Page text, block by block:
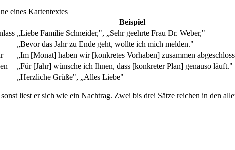
eines Kartentextes
Beispiel
„Liebe Familie Schneider,", „Sehr geehrte Frau Dr. Weber,"
„Bevor das Jahr zu Ende geht, wollte ich mich melden."
„Im [Monat] haben wir [konkretes Vorhaben] zusammen
„Für [Jahr] wünsche ich Ihnen, dass [konkreter Plan] genauso läuft."
„Herzliche Grüße", „Alles Liebe"
liest er sich wie ein Nachtrag. Zwei bis drei Sätze reichen in den